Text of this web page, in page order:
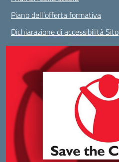
Piano dell’offerta formativa
Dichiarazione di accessibilità Sito